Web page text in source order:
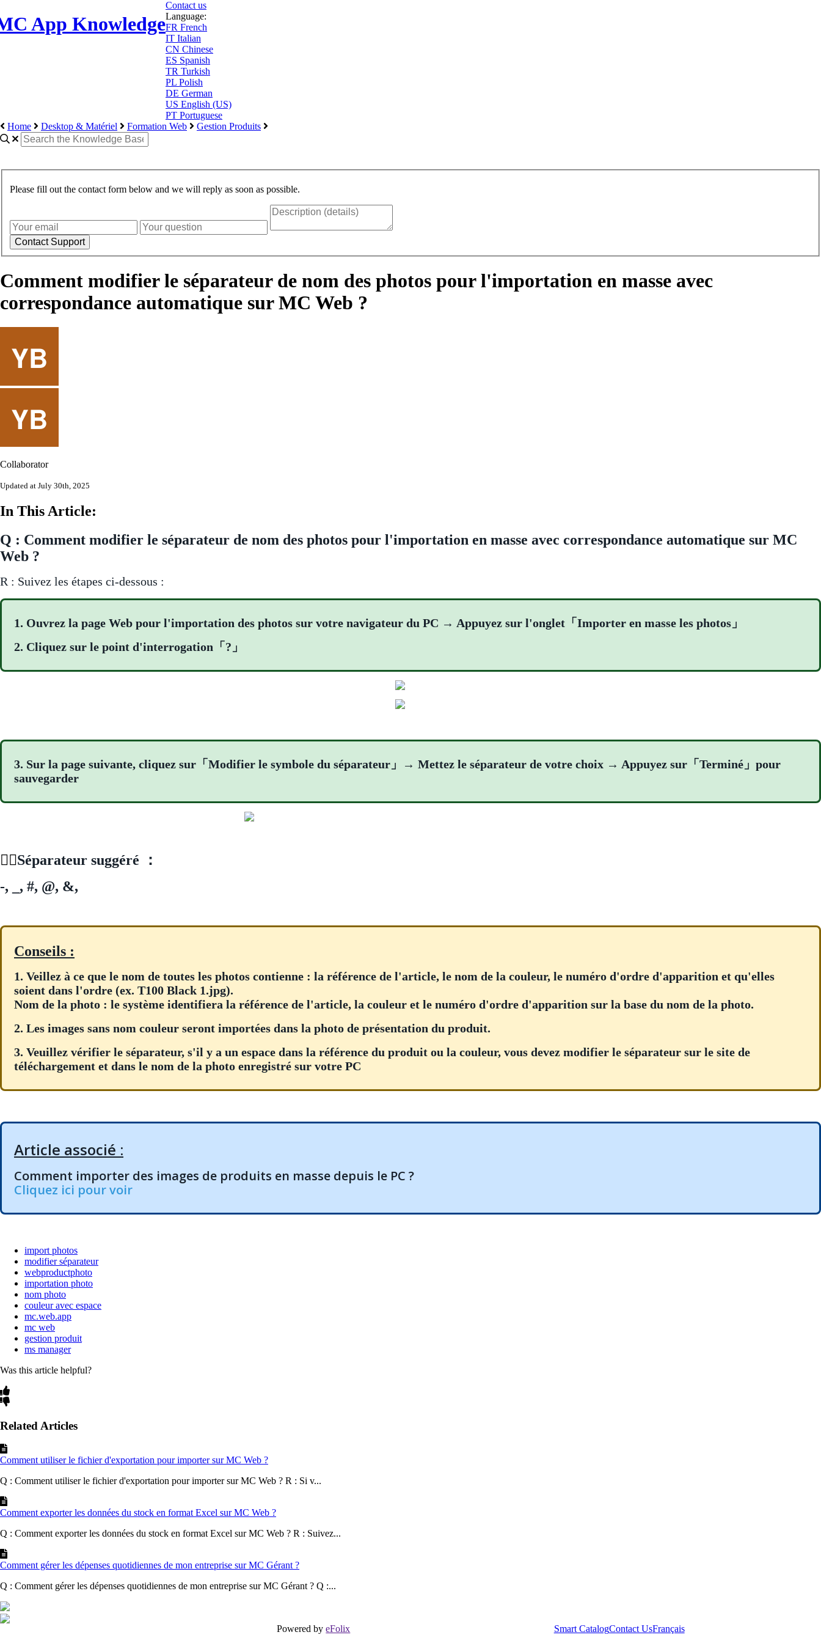
App Knowledge
Contact us
Language:
FR French
IT Italian
CN Chinese
ES Spanish
TR Turkish
PL Polish
DE German
US English (US)
PT Portuguese
Home
Desktop & Matériel Formation Web Gestion Produits
Please fill out the contact form below and we will reply as soon as possible.
Comment modifier le séparateur de nom des photos pour l'importation en masse avec
correspondance automatique sur MC Web ?
Collaborator
Updated at July 30th, 2025
In This Article:
Q : Comment modifier le séparateur de nom des photos pour l'importation en masse avec correspondance automatique sur MC
Web ?
R : Suivez les étapes ci-dessous :
1. Ouvrez la page Web pour l'importation des photos sur votre navigateur du PC → Appuyez sur l'onglet「Importer en masse les photos」
2. Cliquez sur le point d'interrogation「?」
3. Sur la page suivante, cliquez sur「Modifier le symbole du séparateur」→ Mettez le séparateur de votre choix → Appuyez sur「Terminé」pour
sauvegarder
👇🏻Séparateur suggéré ：
-, _, #, @, &,
Conseils :
1. Veillez à ce que le nom de toutes les photos contienne : la référence de l'article, le nom de la couleur, le numéro d'ordre d'apparition et qu'elles
soient dans l'ordre (ex. T100 Black 1.jpg).
Nom de la photo : le système identifiera la référence de l'article, la couleur et le numéro d'ordre d'apparition sur la base du nom de la photo.
2. Les images sans nom couleur seront importées dans la photo de présentation du produit.
3. Veuillez vérifier le séparateur, s'il y a un espace dans la référence du produit ou la couleur, vous devez modifier le séparateur sur le site de
téléchargement et dans le nom de la photo enregistré sur votre PC
Article associé :
Comment importer des images de produits en masse depuis le PC ?
Cliquez ici pour voir
import photos
modifier séparateur
webproductphoto
importation photo
nom photo
couleur avec espace
mc.web.app
mc web
gestion produit
ms manager
Was this article helpful?
Related Articles
Comment utiliser le fichier d'exportation pour importer sur MC Web ?
Q : Comment utiliser le fichier d'exportation pour importer sur MC Web ? R : Si v...
Comment exporter les données du stock en format Excel sur MC Web ?
Q : Comment exporter les données du stock en format Excel sur MC Web ? R : Suivez...
Comment gérer les dépenses quotidiennes de mon entreprise sur MC Gérant ?
Q : Comment gérer les dépenses quotidiennes de mon entreprise sur MC Gérant ? Q :...
Powered byeFolix Smart CatalogContact UsFrançais